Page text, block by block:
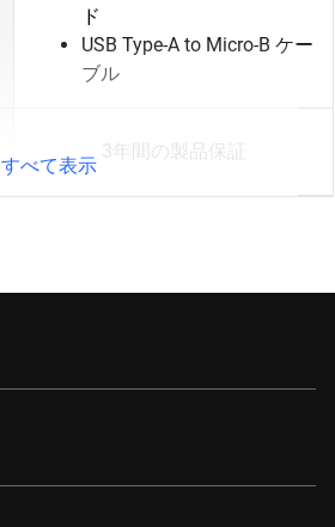
ド
USB Type-A to Micro-B ケー
ブル
3年間の製品保証
すべて表示